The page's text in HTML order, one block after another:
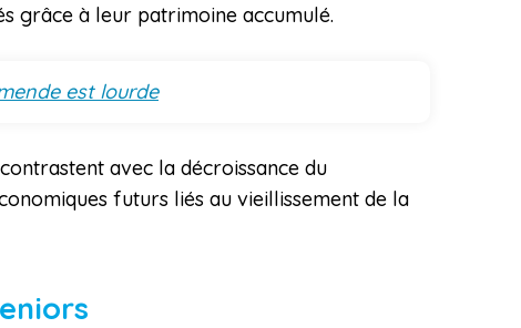
grâce à leur patrimoine accumulé.
est lourde
avec la décroissance du
futurs liés au vieillissement de la